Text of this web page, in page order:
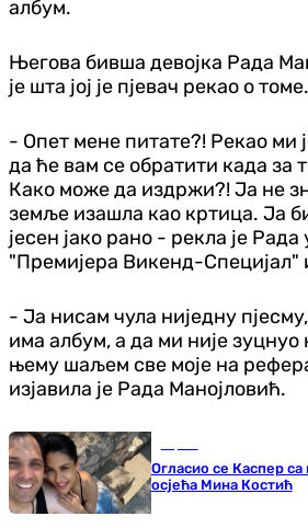
албум.
Његова бивша девојка Рада
је шта јој је пјевач рекао о томе.
- Опет мене питате?! Рекао ми
да ће вам се обратити када за
Како може да издржи?! Ја не
земље изашла као кртица. Ја
јесен јако рано - рекла је Рада
"Премијера Викенд-Специјал"
- Ја нисам чула ниједну
има албум, а да ми није зуцнуо
њему шаљем све моје на
изјавила је Рада Манојловић.
Огласио се Каспер са
осјећа Мина Костић